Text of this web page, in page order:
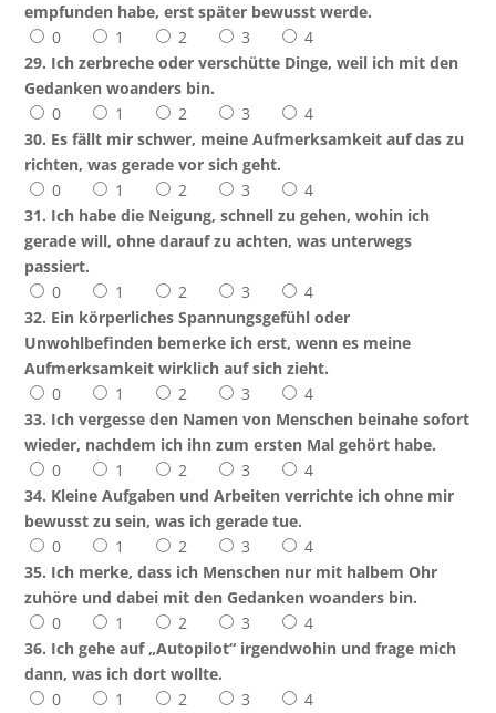
empfunden habe, erst später bewusst werde.
0
1 2 3
4
29. Ich zerbreche oder verschütte Dinge, weil ich mit den
Gedanken woanders bin.
0
1 2 3
4
30. Es fällt mir schwer, meine Aufmerksamkeit auf das zu
richten, was gerade vor sich geht.
0
1 2 3
4
31. Ich habe die Neigung, schnell zu gehen, wohin ich
gerade will, ohne darauf zu achten, was unterwegs
passiert.
0
1 2 3
4
32. Ein körperliches Spannungsgefühl oder
Unwohlbefinden bemerke ich erst, wenn es meine
Aufmerksamkeit wirklich auf sich zieht.
0
1 2 3
4
33. Ich vergesse den Namen von Menschen beinahe sofort
wieder, nachdem ich ihn zum ersten Mal gehört habe.
0
1 2 3
4
34. Kleine Aufgaben und Arbeiten verrichte ich ohne mir
bewusst zu sein, was ich gerade tue.
0
1 2 3
4
35. Ich merke, dass ich Menschen nur mit halbem Ohr
zuhöre und dabei mit den Gedanken woanders bin.
0
1 2 3
4
36. Ich gehe auf „Autopilot“ irgendwohin und frage mich
dann, was ich dort wollte.
0
1 2 3 4